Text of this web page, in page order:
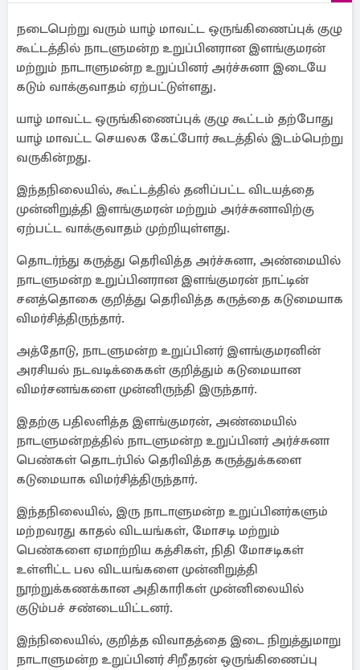
நடைபெற்று வரும் யாழ் மாவட்ட ஒருங்கிணைப்புக் குழு
கூட்டத்தில் நாடளுமன்ற உறுப்பினரான இளங்குமரன்
மற்றும் நாடாளுமன்ற உறுப்பினர் அர்ச்சுனா இடையே
கடும் வாக்குவாதம் ஏற்பட்டுள்ளது.
யாழ் மாவட்ட ஒருங்கிணைப்புக் குழு கூட்டம் தற்போது
யாழ் மாவட்ட செயலக கேட்போர் கூடத்தில் இடம்பெற்று
வருகின்றது.
இந்தநிலையில், கூட்டத்தில் தனிப்பட்ட விடயத்தை
முன்னிறுத்தி இளங்குமரன் மற்றும் அர்ச்சுனாவிற்கு
ஏற்பட்ட வாக்குவாதம் முற்றியுள்ளது.
தொடர்ந்து கருத்து தெரிவித்த அர்ச்சுனா, அண்மையில்
நாடளுமன்ற உறுப்பினரான இளங்குமரன் நாட்டின்
சனத்தொகை குறித்து தெரிவித்த கருத்தை கடுமையாக
விமர்சித்திருந்தார்.
அத்தோடு, நாடளுமன்ற உறுப்பினர் இளங்குமரனின்
அரசியல் நடவடிக்கைகள் குறித்தும் கடுமையான
விமர்சனங்களை முன்னிருந்தி இருந்தார்.
இதற்கு பதிலளித்த இளங்குமரன், அண்மையில்
நாடளுமன்றத்தில் நாடளுமன்ற உறுப்பினர் அர்ச்சுனா
பெண்கள் தொடர்பில் தெரிவித்த கருத்துக்களை
கடுமையாக விமர்சித்திருந்தார்.
இந்தநிலையில், இரு நாடாளுமன்ற உறுப்பினர்களும்
மற்றவரது காதல் விடயங்கள், மோசடி மற்றும்
பெண்களை ஏமாற்றிய கத்சிகள், நிதி மோசடிகள்
உள்ளிட்ட பல விடயங்களை முன்னிறுத்தி
நூற்றுக்கணக்கான அதிகாரிகள் முன்னிலையில்
குடும்பச் சண்டையிட்டனர்.
இந்நிலையில், குறித்த விவாதத்தை இடை நிறுத்துமாறு
நாடாளுமன்ற உறுப்பினர் சிறீதரன் ஒருங்கிணைப்பு